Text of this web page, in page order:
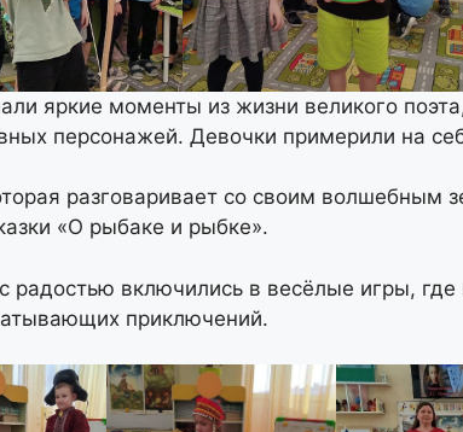
яркие моменты из жизни великого
персонажей. Девочки примерили на
разговаривает со своим волшебным
«О рыбаке и рыбке».
радостью включились в весёлые игры,
приключений.